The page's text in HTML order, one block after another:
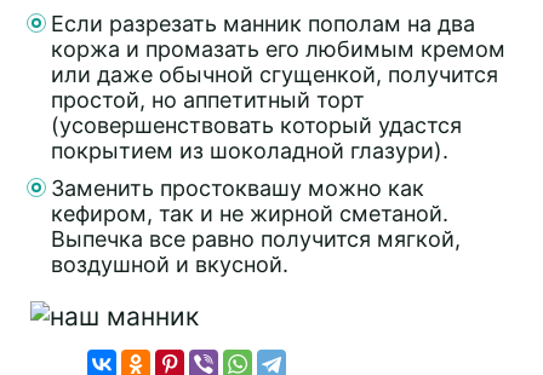
Если разрезать манник пополам на два
коржа и промазать его любимым кремом
или даже обычной сгущенкой, получится
простой, но аппетитный торт
(усовершенствовать который удастся
покрытием из шоколадной глазури).
Заменить простоквашу можно как
кефиром, так и не жирной сметаной.
Выпечка все равно получится мягкой,
воздушной и вкусной.